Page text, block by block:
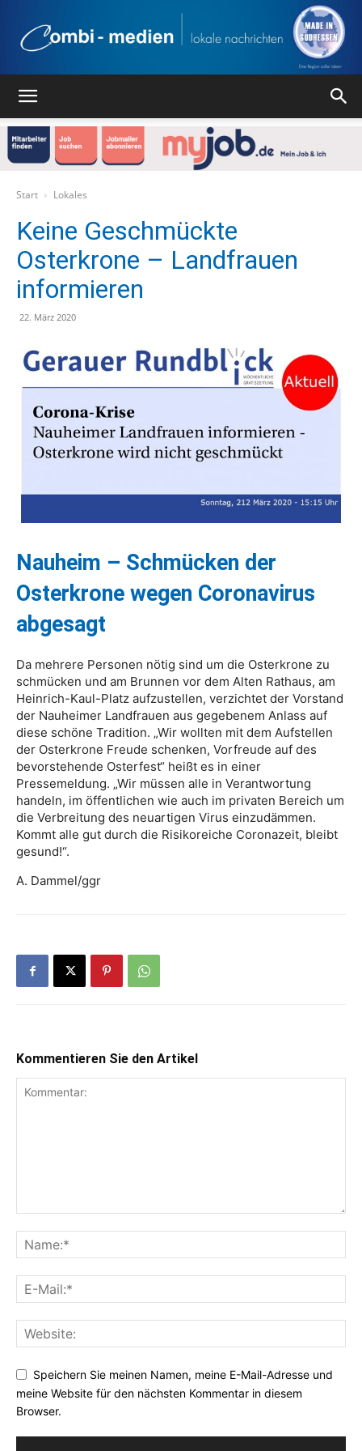
Verlag
Start Lokales
Keine Geschmückte
Osterkrone – Landfrauen
informieren
22. März 2020
Nauheim – Schmücken der
Osterkrone wegen Coronavirus
abgesagt
Da mehrere Personen nötig sind um die Osterkrone zu
schmücken und am Brunnen vor dem Alten Rathaus, am
Heinrich-Kaul-Platz aufzustellen, verzichtet der Vorstand
der Nauheimer Landfrauen aus gegebenem Anlass auf
diese schöne Tradition. „Wir wollten mit dem Aufstellen
der Osterkrone Freude schenken, Vorfreude auf des
bevorstehende Osterfest“ heißt es in einer
Pressemeldung. „Wir müssen alle in Verantwortung
handeln, im öffentlichen wie auch im privaten Bereich um
die Verbreitung des neuartigen Virus einzudämmen.
Kommt alle gut durch die Risikoreiche Coronazeit, bleibt
gesund!“.
A. Dammel/ggr
Kommentieren Sie den Artikel
Speichern Sie meinen Namen, meine E-Mail-Adresse und
meine Website für den nächsten Kommentar in diesem
Browser.